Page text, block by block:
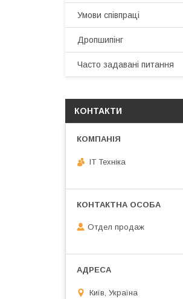
Умови співпраці
Дропшипінг
Часто задавані питання
КОНТАКТИ
IT Техніка
Отдел продаж
Київ, Україна